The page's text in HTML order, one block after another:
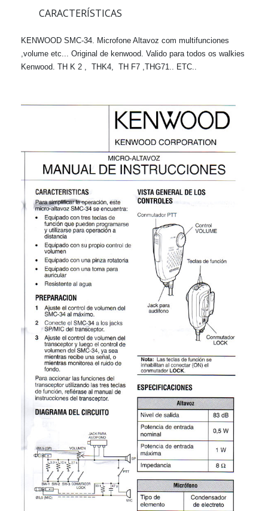
CARACTERÍSTICAS
KENWOOD SMC-34. Microfone Altavoz com multifunciones
,volume etc... Original de kenwood. Valido para todos os walkies
Kenwood. TH K 2 , THK4, TH F7 ,THG71.. ETC..